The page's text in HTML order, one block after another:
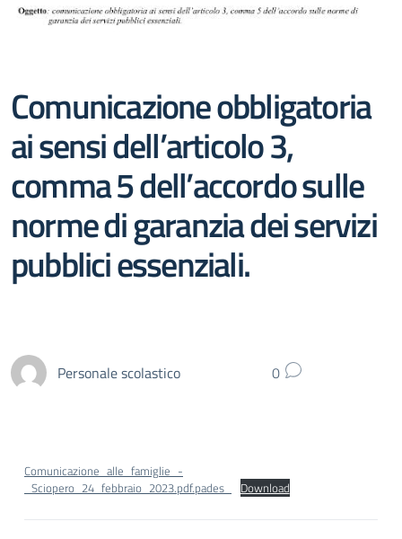
Comunicazione obbligatoria
ai sensi dell’articolo 3,
comma 5 dell’accordo sulle
norme di garanzia dei servizi
pubblici essenziali.
Personale scolastico 0
Comunicazione_alle_famiglie_-
_Sciopero_24_febbraio_2023.pdf.pades_
Download